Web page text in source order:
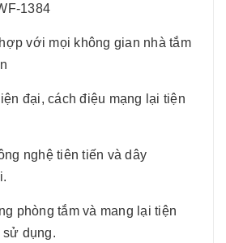
1384
với mọi không gian nhà tắm
đại, cách điệu mạng lại tiện
nghệ tiên tiến và dây
phòng tắm và mang lại tiện
dụng.